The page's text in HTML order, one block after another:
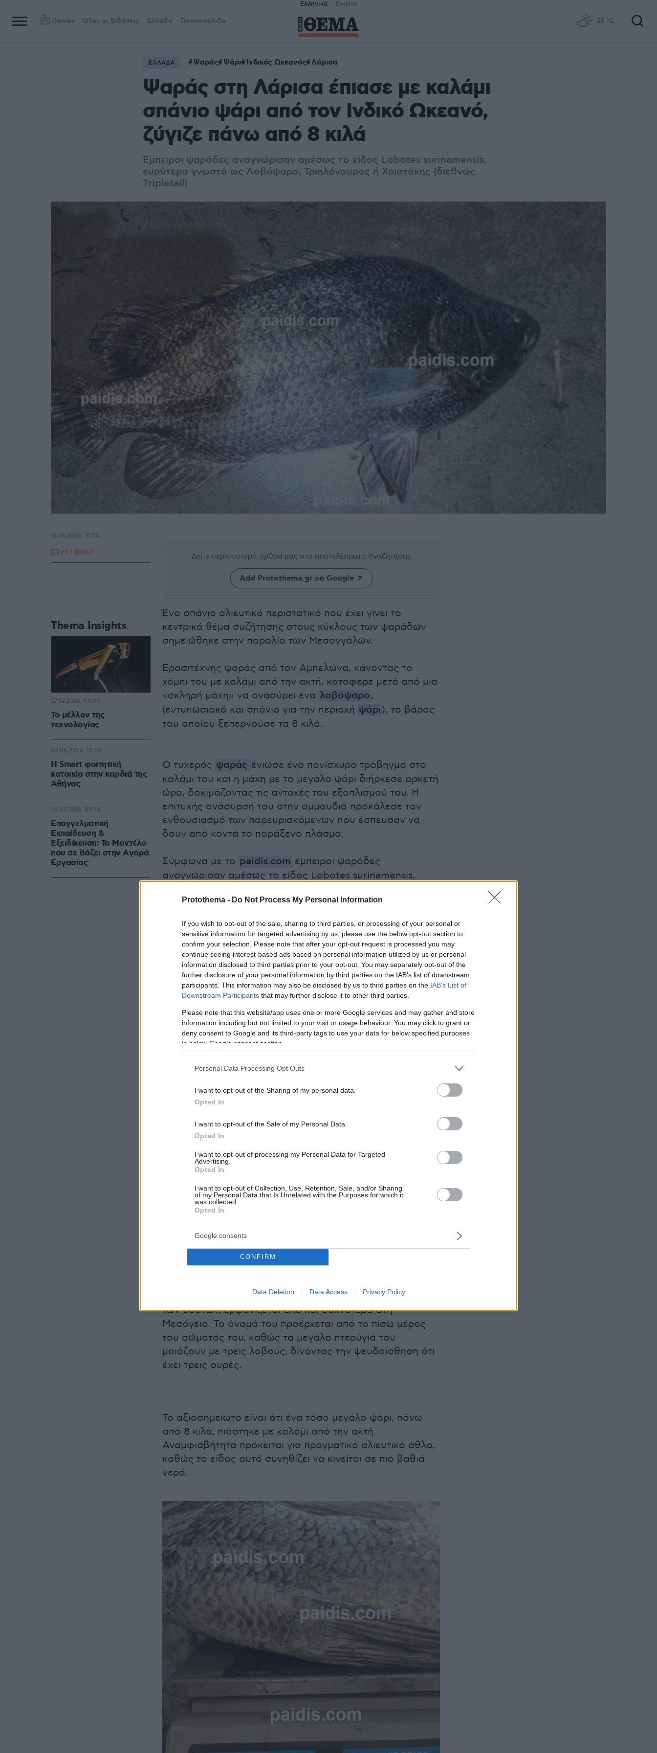
Protothema - Do Not Process My Personal Information
If you wish to opt-out of the sale, sharing to third parties, or processing of your personal or
sensitive information for targeted advertising by us, please use the below opt-out section to
confirm your selection. Please note that after your opt-out request is processed you may
continue seeing interest-based ads based on personal information utilized by us or personal
information disclosed to third parties prior to your opt-out. You may separately opt-out of the
further disclosure of your personal information by third parties on the IAB’s list of downstream
participants. This information may also be disclosed by us to third parties on the IAB’s List of
Downstream Participants that may further disclose it to other third parties.
Please note that this website/app uses one or more Google services and may gather and store
information including but not limited to your visit or usage behaviour. You may click to grant or
deny consent to Google and its third-party tags to use your data for below specified purposes
in below Google consent section.
Personal Data Processing Opt Outs
I want to opt-out of the Sharing of my personal data.
Opted In
I want to opt-out of the Sale of my Personal Data.
Opted In
I want to opt-out of processing my Personal Data for Targeted
Advertising.
Opted In
I want to opt-out of Collection, Use, Retention, Sale, and/or Sharing
of my Personal Data that Is Unrelated with the Purposes for which it
was collected.
Opted In
Google consents
CONFIRM
Data Deletion Data Access Privacy Policy
Ελληνικά English
Games Όλες οι Ειδήσεις Ελλάδα Πρωτοσέλιδα 35 °C
ΕΛΛΑΔΑ Ψαράς Ψάρι Ινδικός Ωκεανός Λάρισα
Ψαράς στη Λάρισα έπιασε με καλάμι
σπάνιο ψάρι από τον Ινδικό Ωκεανό,
ζύγιζε πάνω από 8 κιλά
Έμπειροι ψαράδες αναγνώρισαν αμέσως το είδος Lobotes surinamensis,
ευρύτερα γνωστό ως Λοβόψαρο, Τριπλόνουρος ή Χριστάκης (διεθνώς
Tripletail)
Δείτε περισσότερα άρθρα μας στα αποτελέσματα αναζήτησης
Add Protothema.gr on Google
Ένα σπάνιο αλιευτικό περιστατικό που έχει γίνει το
κεντρικό θέμα συζήτησης στους κύκλους των ψαράδων
σημειώθηκε στην παραλία των Μεσαγγάλων.
Eρασιτέχνης ψαράς από τον Αμπελώνα, κάνοντας το
χόμπι του με καλάμι από την ακτή, κατάφερε μετά από μια
«σκληρή μάχη» να ανασύρει ένα λοβόψαρο,
(εντυπωσιακό και σπάνιο για την περιοχή ψάρι), το βάρος
του οποίου ξεπερνούσε τα 8 κιλά.
Ο τυχερός ψαράς ένιωσε ένα πανίσχυρο τράβηγμα στο
καλάμι του και η μάχη με το μεγάλο ψάρι διήρκεσε αρκετή
ώρα, δοκιμάζοντας τις αντοχές του εξοπλισμού του. Η
επιτυχής ανάσυρσή του στην αμμουδιά προκάλεσε τον
ενθουσιασμό των παρευρισκόμενων που έσπευσαν να
δουν από κοντά το παράξενο πλάσμα.
Σύμφωνα με το paidis.com έμπειροι ψαράδες
αναγνώρισαν αμέσως το είδος Lobotes surinamensis,
Χριστάκης (διεθνώς Tripletail). Πρόκειται για την πρώτη
περιοχή των Μεσαγγάλων.
Το Λοβόψαρο είναι τροπικός «μετανάστης» που ζει
κυρίως στον Ινδικό και τον Ατλαντικό Ωκεανό.
Τα τελευταία χρόνια, λόγω της ανόδου της θερμοκρασίας
των υδάτων, εμφανίζεται όλο και συχνότερα στη
Μεσόγειο. Το όνομά του προέρχεται από το πίσω μέρος
του σώματός του, καθώς τα μεγάλα πτερύγιά του
μοιάζουν με τρεις λοβούς, δίνοντας την ψευδαίσθηση ότι
έχει τρεις ουρές.
Το αξιοσημείωτο είναι ότι ένα τόσο μεγάλο ψάρι, πάνω
από 8 κιλά, πιάστηκε με καλάμι από την ακτή.
Αναμφισβήτητα πρόκειται για πραγματικό αλιευτικό άθλο,
καθώς το είδος αυτό συνηθίζει να κινείται σε πιο βαθιά
νερά.
16.06.2026, 19:54
28 ΣΧΟΛΙΑ
Thema Insights
Το μέλλον της
τεχνολογίας
27.07.2026, 06:00
Η Smart φοιτητική
κατοικία στην καρδιά της
Αθήνας
03.08.2026, 10:56
Επαγγελματική
Εκπαίδευση &
Εξειδίκευση: Το Mοντέλο
που σε Bάζει στην Aγορά
Eργασίας
26.07.2026, 09:54